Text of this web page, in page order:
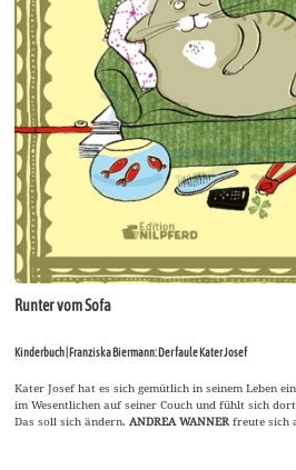
Runter vom Sofa
Kinderbuch | Franziska Biermann: Der faule Kater Josef
Kater Josef hat es sich gemütlich in seinem Leben
im Wesentlichen auf seiner Couch und fühlt sich
Das soll sich ändern. ANDREA WANNERfreute sich